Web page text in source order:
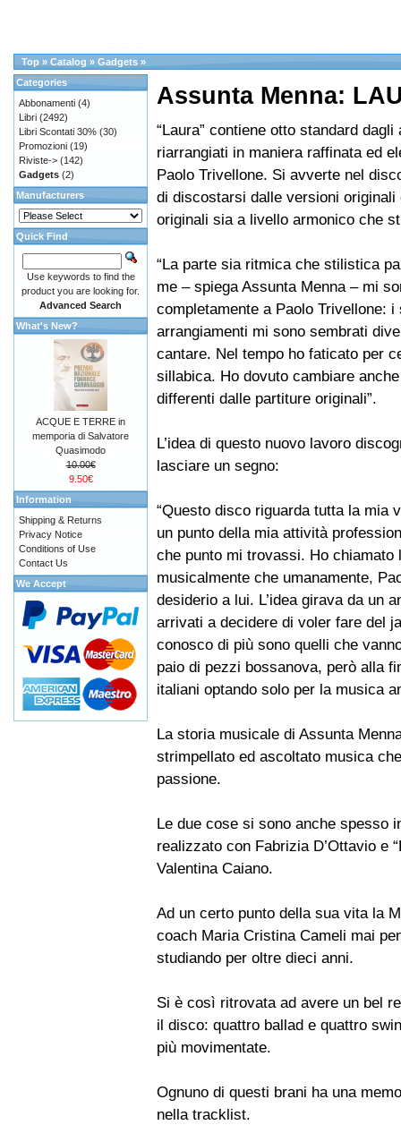
Top » Catalog » Gadgets »
Assunta Menna:
“Laura” contiene otto standard dagli
riarrangiati in maniera raffinata ed
Paolo Trivellone. Si avverte nel
di discostarsi dalle versioni originali
originali sia a livello armonico che
“La parte sia ritmica che stilistica
me – spiega Assunta Menna – mi
completamente a Paolo Trivellone: i
arrangiamenti mi sono sembrati
cantare. Nel tempo ho faticato per
sillabica. Ho dovuto cambiare
differenti dalle partiture originali”.
L’idea di questo nuovo lavoro
lasciare un segno:
“Questo disco riguarda tutta la mia
un punto della mia attività
che punto mi trovassi. Ho
musicalmente che umanamente,
desiderio a lui. L’idea girava da un
arrivati a decidere di voler fare del
conosco di più sono quelli che
paio di pezzi bossanova, però alla
italiani optando solo per la musica
La storia musicale di Assunta
strimpellato ed ascoltato musica
passione.
Le due cose si sono anche spesso
realizzato con Fabrizia D’Ottavio e
Valentina Caiano.
Ad un certo punto della sua vita la
coach Maria Cristina Cameli mai
studiando per oltre dieci anni.
Si è così ritrovata ad avere un bel
il disco: quattro ballad e quattro
più movimentate.
Ognuno di questi brani ha una
nella tracklist.
Categories
Abbonamenti (4)
Libri (2492)
Libri Scontati 30% (30)
Promozioni (19)
Riviste-> (142)
Gadgets (2)
Manufacturers
Quick Find
Use keywords to find the
product you are looking for.
Advanced Search
What's New?
ACQUE E TERRE in
memporia di Salvatore
Quasimodo
10.00€
9.50€
Information
Shipping & Returns
Privacy Notice
Conditions of Use
Contact Us
We Accept